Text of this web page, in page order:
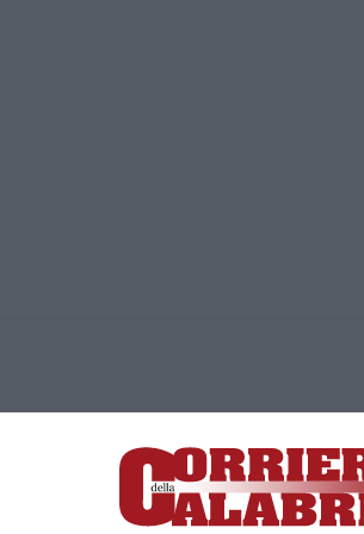
Lamezia Terme (CZ)
responsabile Paola Militano |Privacy